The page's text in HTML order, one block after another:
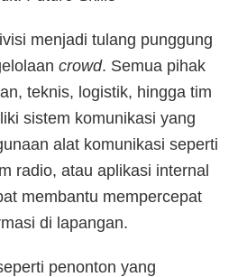
menjadi tulang punggung
crowd. Semua pihak
teknis, logistik, hingga tim
sistem komunikasi yang
alat komunikasi seperti
radio, atau aplikasi internal
membantu mempercepat
di lapangan.
penonton yang